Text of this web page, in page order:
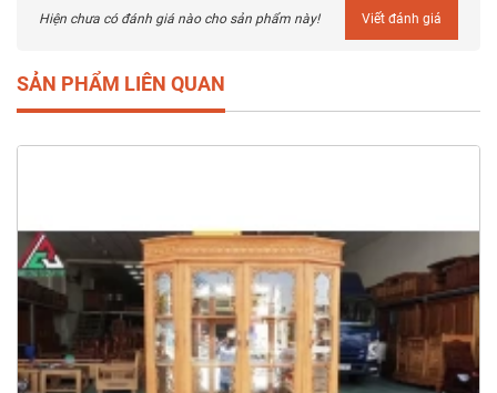
Hiện chưa có đánh giá nào cho sản phẩm này! Viết đánh giá
SẢN PHẨM LIÊN QUAN